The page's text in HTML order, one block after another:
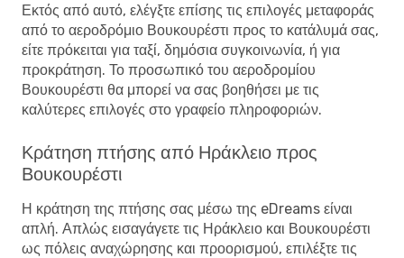
Εκτός από αυτό, ελέγξτε επίσης τις επιλογές μεταφοράς
από το αεροδρόμιο Βουκουρέστι προς το κατάλυμά σας,
είτε πρόκειται για ταξί, δημόσια συγκοινωνία, ή για
προκράτηση. Το προσωπικό του αεροδρομίου
Βουκουρέστι θα μπορεί να σας βοηθήσει με τις
καλύτερες επιλογές στο γραφείο πληροφοριών.
Κράτηση πτήσης από Ηράκλειο προς
Βουκουρέστι
Η κράτηση της πτήσης σας μέσω της eDreams είναι
απλή. Απλώς εισαγάγετε τις Ηράκλειο και Βουκουρέστι
ως πόλεις αναχώρησης και προορισμού, επιλέξτε τις